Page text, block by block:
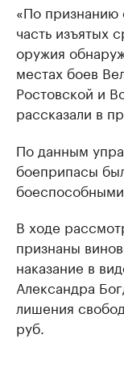
«По признанию
часть изъятых
оружия
местах боев
Ростовской и
рассказали в
По данным
боеприпасы
боеспособными.
В ходе
признаны
наказание в
Александра
лишения
руб.